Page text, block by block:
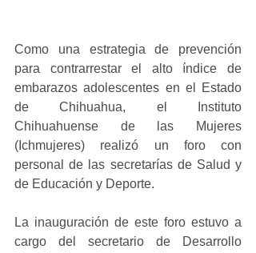
Como una estrategia de prevención
para contrarrestar el alto índice de
embarazos adolescentes en el Estado
de Chihuahua, el Instituto
Chihuahuense de las Mujeres
(Ichmujeres) realizó un foro con
personal de las secretarías de Salud y
de Educación y Deporte.
La inauguración de este foro estuvo a
cargo del secretario de Desarrollo